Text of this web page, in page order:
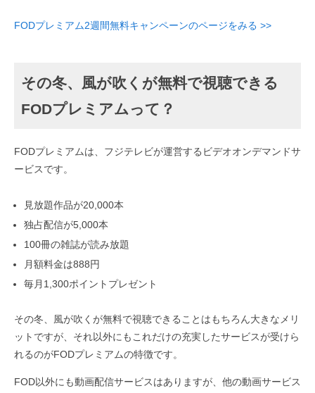
FODプレミアム2週間無料キャンペーンのページをみる >>
その冬、風が吹くが無料で視聴できる
FODプレミアムって？
FODプレミアムは、フジテレビが運営するビデオオンデマンドサ
ービスです。
見放題作品が20,000本
独占配信が5,000本
100冊の雑誌が読み放題
月額料金は888円
毎月1,300ポイントプレゼント
その冬、風が吹くが無料で視聴できることはもちろん大きなメリ
ットですが、それ以外にもこれだけの充実したサービスが受けら
れるのがFODプレミアムの特徴です。
FOD以外にも動画配信サービスはありますが、他の動画サービス